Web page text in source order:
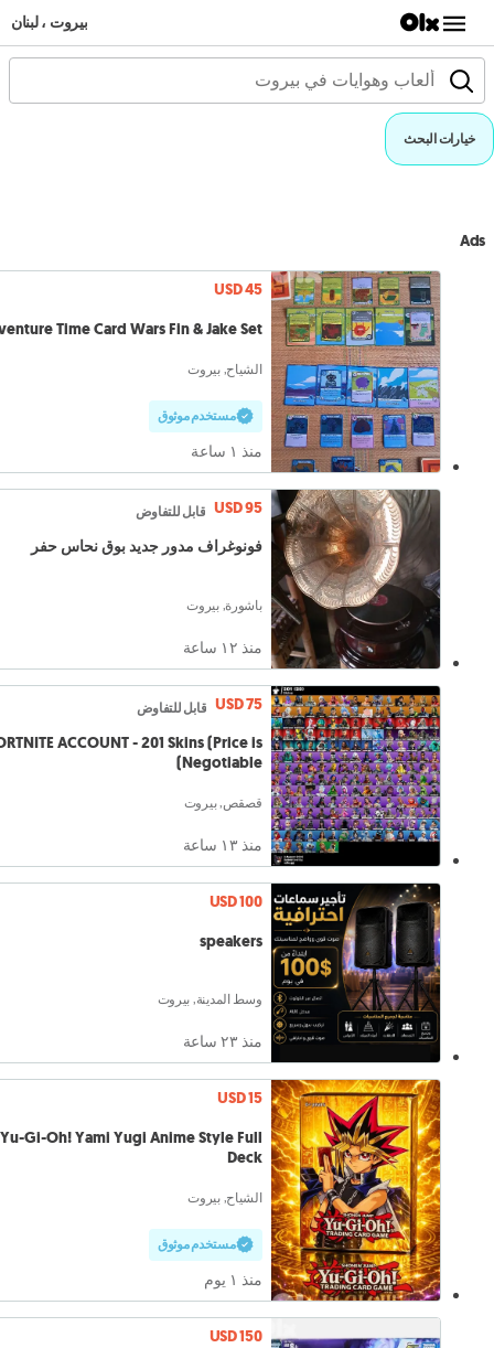
بيروت ، لبنان
خيارات البحث
Ads
USD 45
Time Card Wars Fin & Jake Set
الشياح, بيروت
مستخدم موثوق
منذ ١ ساعة
USD 95 قابل للتفاوض
فونوغراف مدور جديد بوق نحاس حفر
باشورة, بيروت
منذ ١٢ ساعة
USD 75 قابل للتفاوض
ACCOUNT - 201 Skins (Price is
Negotiable)
قصقص, بيروت
منذ ١٣ ساعة
USD 100
speakers
وسط المدينة, بيروت
منذ ٢٣ ساعة
USD 15
Yu-Gi-Oh! Yami Yugi Anime Style Full
Deck
الشياح, بيروت
مستخدم موثوق
منذ ١ يوم
USD 150